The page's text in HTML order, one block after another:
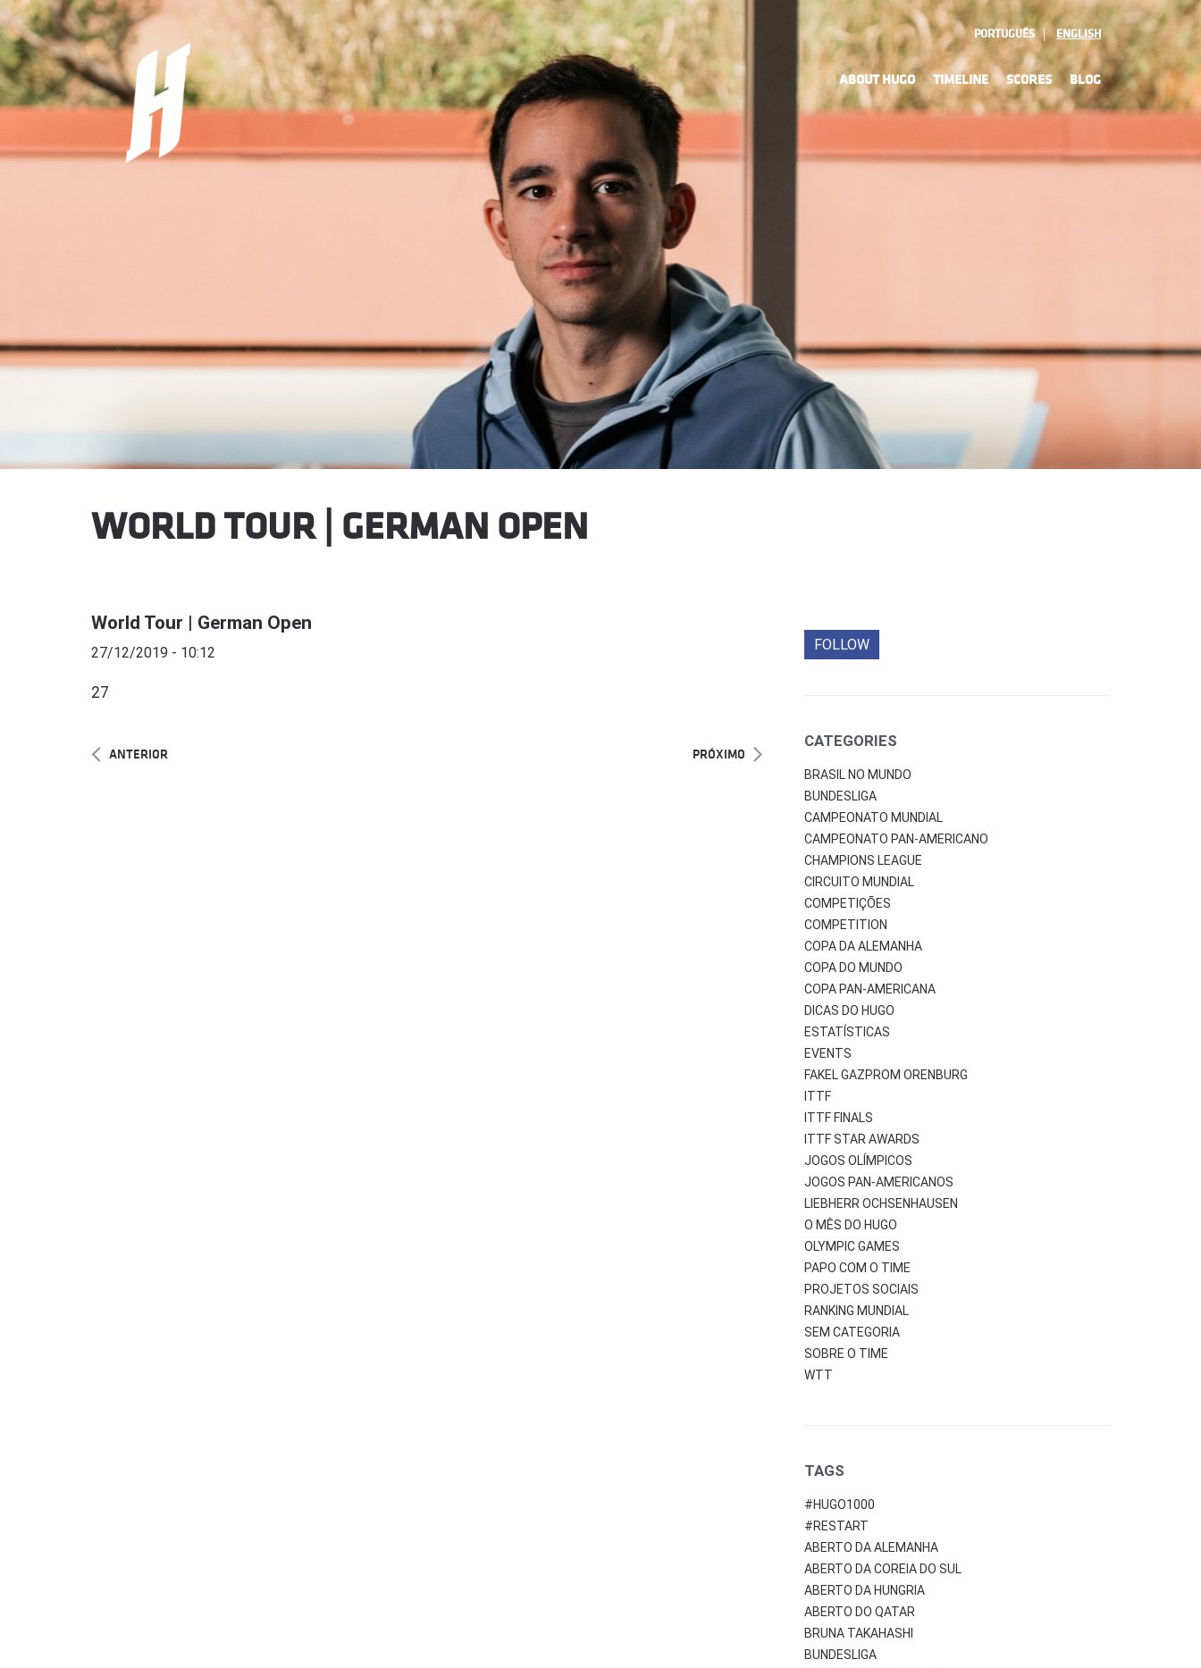
PORTUGUÊS ENGLISH
ABOUT HUGO TIMELINE SCORES BLOG
WORLD TOUR | GERMAN OPEN
World Tour | German Open
27/12/2019 - 10:12
27
ANTERIOR PRÓXIMO
FOLLOW
CATEGORIES
BRASIL NO MUNDO
BUNDESLIGA
CAMPEONATO MUNDIAL
CAMPEONATO PAN-AMERICANO
CHAMPIONS LEAGUE
CIRCUITO MUNDIAL
COMPETIÇÕES
COMPETITION
COPA DA ALEMANHA
COPA DO MUNDO
COPA PAN-AMERICANA
DICAS DO HUGO
ESTATÍSTICAS
EVENTS
FAKEL GAZPROM ORENBURG
ITTF
ITTF FINALS
ITTF STAR AWARDS
JOGOS OLÍMPICOS
JOGOS PAN-AMERICANOS
LIEBHERR OCHSENHAUSEN
O MÊS DO HUGO
OLYMPIC GAMES
PAPO COM O TIME
PROJETOS SOCIAIS
RANKING MUNDIAL
SEM CATEGORIA
SOBRE O TIME
WTT
TAGS
#HUGO1000
#RESTART
ABERTO DA ALEMANHA
ABERTO DA COREIA DO SUL
ABERTO DA HUNGRIA
ABERTO DO QATAR
BRUNA TAKAHASHI
BUNDESLIGA